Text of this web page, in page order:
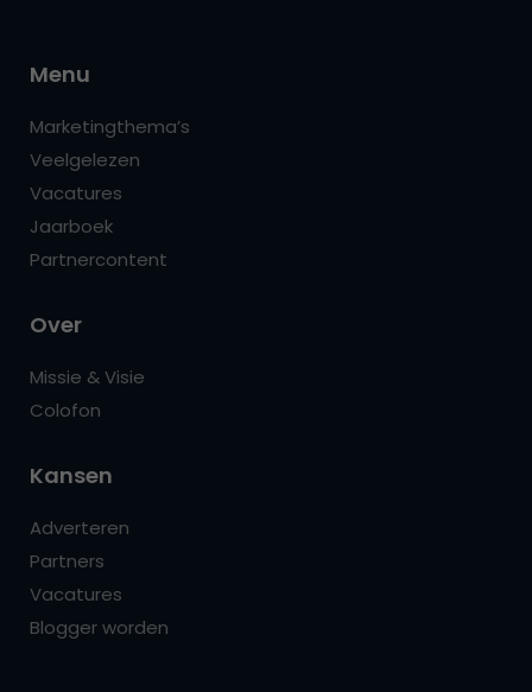
Menu
Marketingthema’s
Veelgelezen
Vacatures
Jaarboek
Partnercontent
Over
Missie & Visie
Colofon
Kansen
Adverteren
Partners
Vacatures
Blogger worden